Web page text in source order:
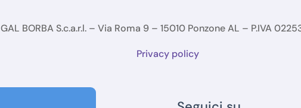
GAL BORBA S.c.a.r.l. – Via Roma 9 – 15010 Ponzone AL – P.IVA
Privacy policy